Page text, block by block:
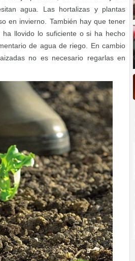
agua. Las hortalizas y plantas
en invierno. También hay que tener
llovido lo suficiente o si ha hecho
de agua de riego. En cambio
no es necesario regarlas en